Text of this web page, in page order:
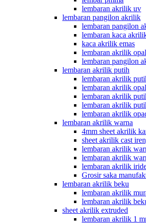
lembaran akrilik uv
lembaran pangilon akrilik
lembaran pangilon
lembaran kaca
kaca akrilik emas
lembaran akrilik opal
lembaran pangilon
lembaran akrilik putih
lembaran akrilik
lembaran akrilik opal
lembaran akrilik
lembaran akrilik
lembaran akrilik
lembaran akrilik warna
4mm sheet akrilik
sheet akrilik cast
lembaran akrilik
lembaran akrilik
lembaran akrilik
Grosir saka
lembaran akrilik beku
lembaran akrilik
lembaran akrilik
sheet akrilik extruded
lembaran akrilik 1